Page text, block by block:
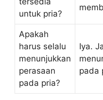
untuk pria?
Apakah
harus selalu
menunjukkan
perasaan
pada pria?
Iya.
pada